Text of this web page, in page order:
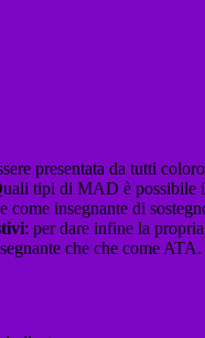
presentata da tutti
tipi di MAD è possibile
come insegnante di
: per dare infine la
che che come ATA.